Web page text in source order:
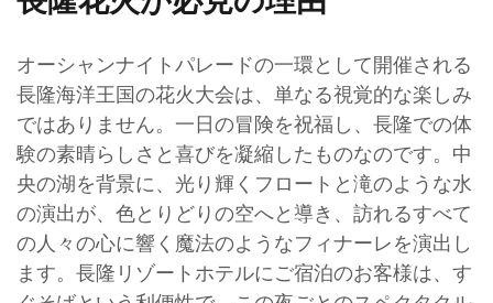
オーシャンナイトパレードの一環として開催される
長隆海洋王国の花火大会は、単なる視覚的な楽しみ
ではありません。一日の冒険を祝福し、長隆での体
験の素晴らしさと喜びを凝縮したものなのです。中
央の湖を背景に、光り輝くフロートと滝のような水
の演出が、色とりどりの空へと導き、訪れるすべて
の人々の心に響く魔法のようなフィナーレを演出し
ます。長隆リゾートホテルにご宿泊のお客様は、す